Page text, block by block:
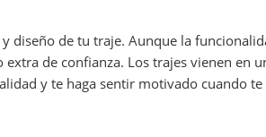
diseño de tu traje. Aunque la
de confianza. Los trajes vienen en
y te haga sentir motivado cuando